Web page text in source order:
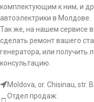
комплектующим к ним, и
автоэлектрики в Молдове.
Так же, на нашем сервисе
сделать ремонт вашего
генератора, или получить
консультацию.
Moldova, or. Chisinau, str.
Отдел продаж: